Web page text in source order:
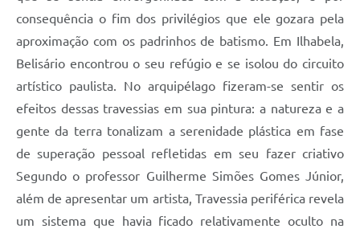
consequência o fim dos privilégios que ele gozara pela
aproximação com os padrinhos de batismo. Em Ilhabela,
Belisário encontrou o seu refúgio e se isolou do circuito
artístico paulista. No arquipélago fizeram-se sentir os
efeitos dessas travessias em sua pintura: a natureza e a
gente da terra tonalizam a serenidade plástica em fase
de superação pessoal refletidas em seu fazer criativo
Segundo o professor Guilherme Simões Gomes Júnior,
além de apresentar um artista, Travessia periférica revela
um sistema que havia ficado relativamente oculto na